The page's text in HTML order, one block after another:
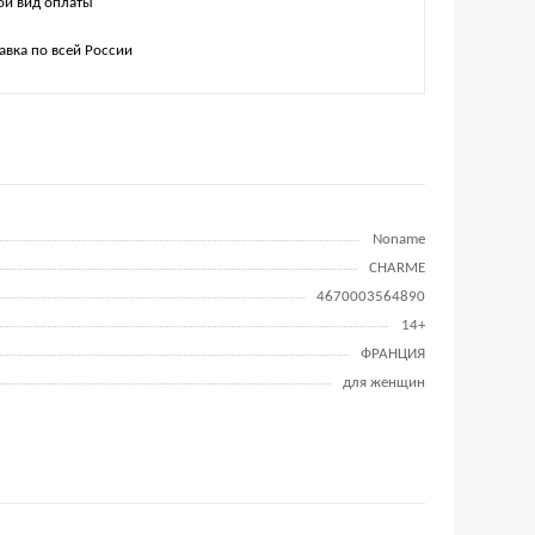
по всей России
Noname
CHARME
4670003564890
14+
ФРАНЦИЯ
для женщин